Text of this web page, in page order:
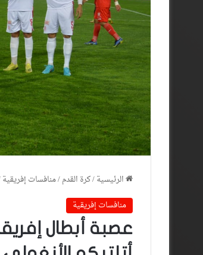
الرئيسية/كرة القدم/منافسات إفريقية
منافسات إفريقية
عصبة أبطال